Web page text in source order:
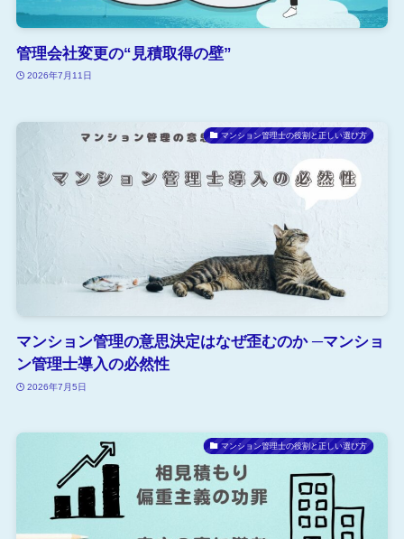
管理会社変更の“見積取得の壁”
2026年7月11日
マンション管理士の役割と正しい選び方
マンション管理の意思決定はなぜ歪むのか ─マンショ
ン管理士導入の必然性
2026年7月5日
マンション管理士の役割と正しい選び方